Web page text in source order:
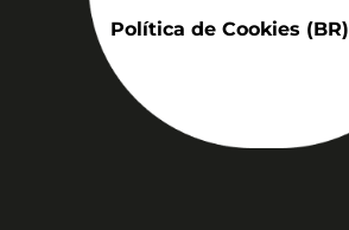
Política de Cookies (BR)